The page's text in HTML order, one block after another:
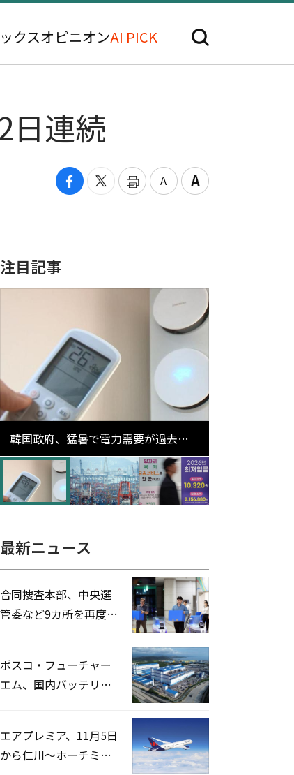
クスオピニオンAI PICK
日連続
注目記事
韓国政府、猛暑で電力需要が過去最
高更新の可能性に需給対応体制を点
検
最新ニュース
合同捜査本部、中央選
管委など9カ所を再度家
ポスコ・フューチャー
エム、国内バッテリー
エアプレミア、11月5日
から仁川〜ホーチミン